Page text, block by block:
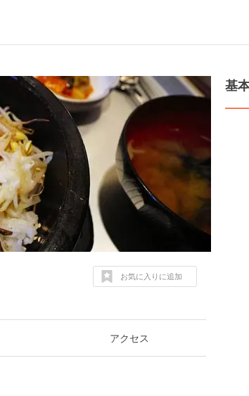
お気に入りに追加
アクセス
基